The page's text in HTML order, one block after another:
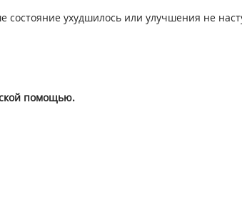
состояние ухудшилось или улучшения не
помощью.